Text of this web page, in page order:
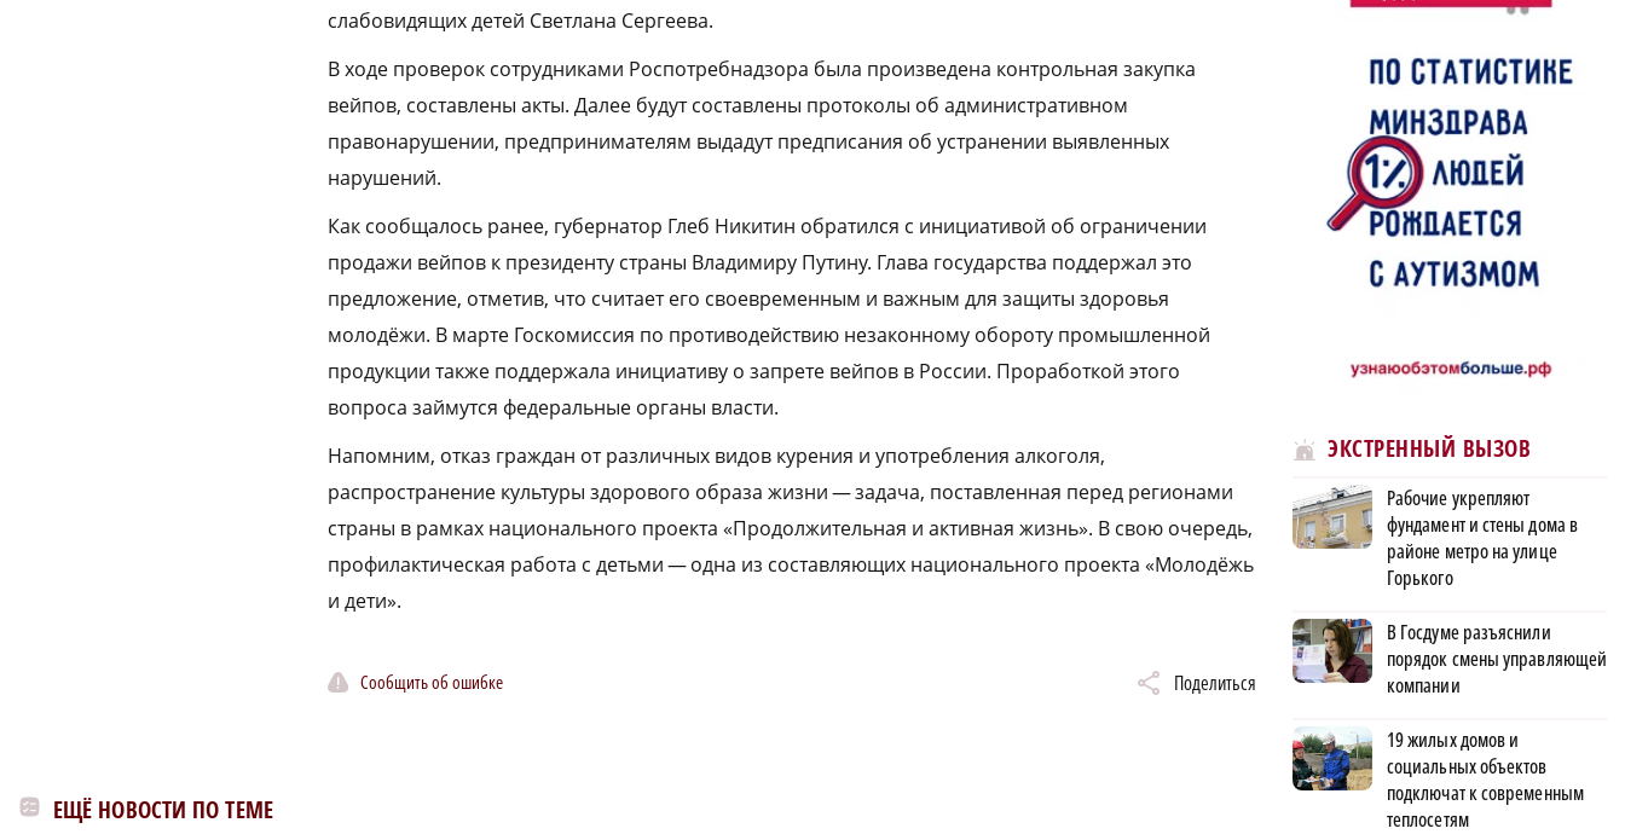
слабовидящих детей Светлана Сергеева.
В ходе проверок сотрудниками Роспотребнадзора была произведена контрольная закупка
вейпов, составлены акты. Далее будут составлены протоколы об административном
правонарушении, предпринимателям выдадут предписания об устранении выявленных
нарушений.
Как сообщалось ранее, губернатор Глеб Никитин обратился с инициативой об ограничении
продажи вейпов к президенту страны Владимиру Путину. Глава государства поддержал это
предложение, отметив, что считает его своевременным и важным для защиты здоровья
молодёжи. В марте Госкомиссия по противодействию незаконному обороту промышленной
продукции также поддержала инициативу о запрете вейпов в России. Проработкой этого
вопроса займутся федеральные органы власти.
Напомним, отказ граждан от различных видов курения и употребления алкоголя,
распространение культуры здорового образа жизни — задача, поставленная перед регионами
страны в рамках национального проекта «Продолжительная и активная жизнь». В свою очередь,
профилактическая работа с детьми — одна из составляющих национального проекта «Молодёжь
и дети».
Сообщить об ошибке Поделиться
ЕЩЁ НОВОСТИ ПО ТЕМЕ
ЭКСТРЕННЫЙ ВЫЗОВ
Рабочие укрепляют
фундамент и стены дома в
районе метро на улице
Горького
В Госдуме разъяснили
порядок смены управляющей
компании
19 жилых домов и
социальных объектов
подключат к современным
теплосетям